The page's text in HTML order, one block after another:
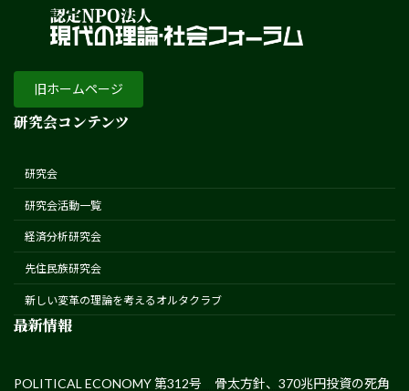
旧ホームページ
研究会コンテンツ
研究会
研究会活動一覧
経済分析研究会
先住民族研究会
新しい変革の理論を考えるオルタクラブ
最新情報
POLITICAL ECONOMY 第312号 骨太方針、370兆円投資の死角